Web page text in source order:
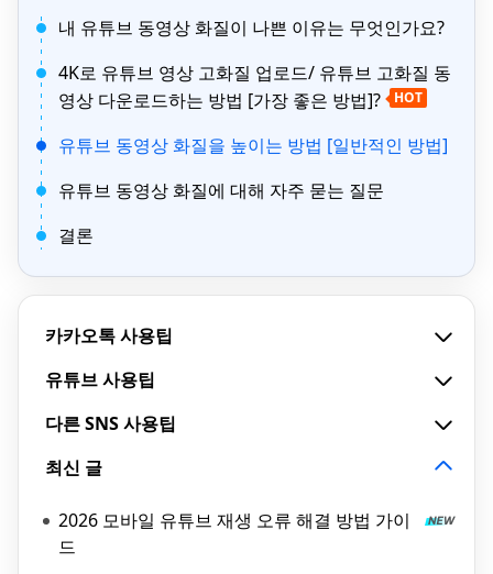
내 유튜브 동영상 화질이 나쁜 이유는 무엇인가요?
4K로 유튜브 영상 고화질 업로드/ 유튜브 고화질 동
영상 다운로드하는 방법 [가장 좋은 방법]?
HOT
유튜브 동영상 화질을 높이는 방법 [일반적인 방법]
유튜브 동영상 화질에 대해 자주 묻는 질문
결론
카카오톡 사용팁
유튜브 사용팁
다른 SNS 사용팁
최신 글
2026 모바일 유튜브 재생 오류 해결 방법 가이
드